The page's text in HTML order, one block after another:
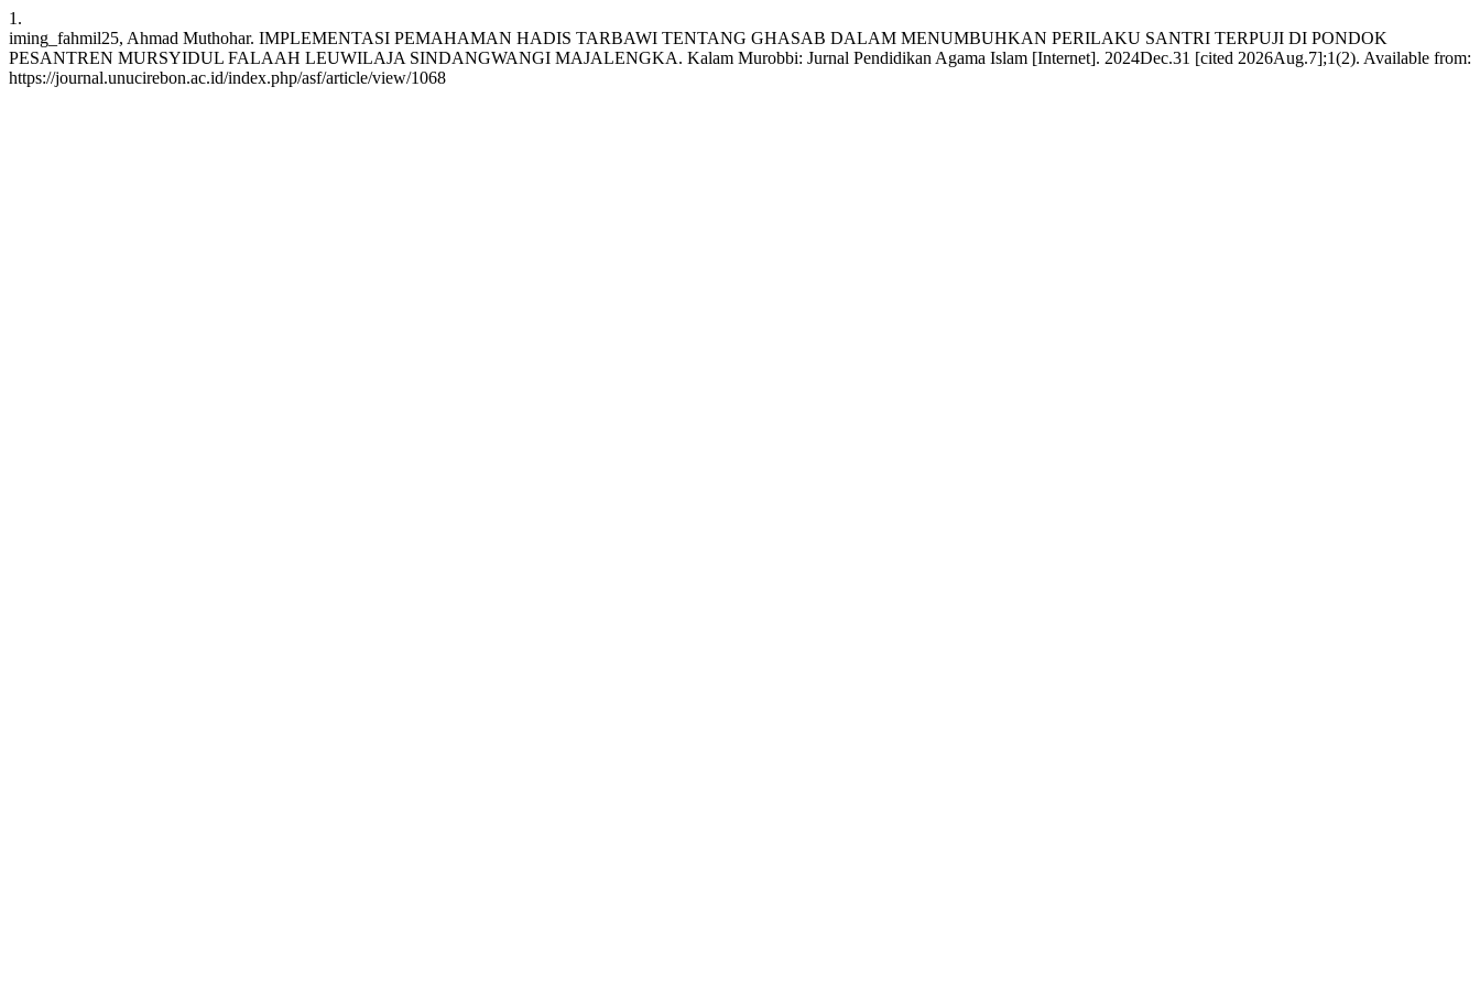
1.
iming_fahmil25, Ahmad Muthohar. IMPLEMENTASI PEMAHAMAN HADIS TARBAWI TENTANG GHASAB DALAM MENUMBUHKAN PERILAKU SANTRI TERPUJI DI PONDOK
PESANTREN MURSYIDUL FALAAH LEUWILAJA SINDANGWANGI MAJALENGKA. Kalam Murobbi: Jurnal Pendidikan Agama Islam [Internet]. 2024Dec.31 [cited 2026Aug.7];1(2). Available from:
https://journal.unucirebon.ac.id/index.php/asf/article/view/1068